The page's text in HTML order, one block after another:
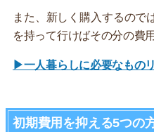
また、新しく購入するので
を持って行けばその分の費
▶一人暮らしに必要なもの
初期費用を抑える5つの